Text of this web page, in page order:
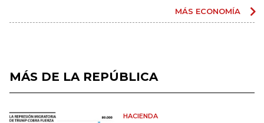
MÁS ECONOMÍA
MÁS DE LA REPÚBLICA
HACIENDA